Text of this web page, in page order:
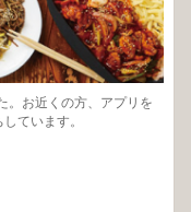
。お近くの方、アプリを
ています。